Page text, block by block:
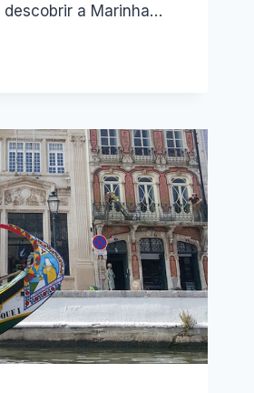
descobrir a Marinha…